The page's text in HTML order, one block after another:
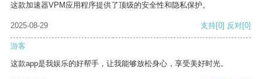
这款加速器VPM应用程序提供了顶级的安全性和隐私保护。
2025-08-29 支持[0] 反对[0]
游客
这款app是我娱乐的好帮手，让我能够放松身心，享受美好时光。